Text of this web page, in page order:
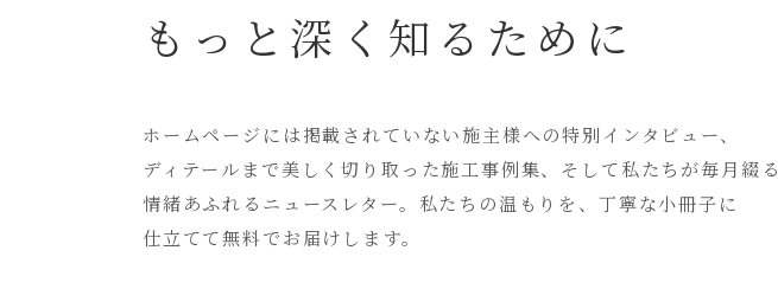
もっと深く知るために
ホームページには掲載されていない施主様への特別インタビュー、
ディテールまで美しく切り取った施工事例集、そして私たちが毎月綴る
情緒あふれるニュースレター。 私たちの温もりを、丁寧な小冊子に
仕立てて無料でお届けします。